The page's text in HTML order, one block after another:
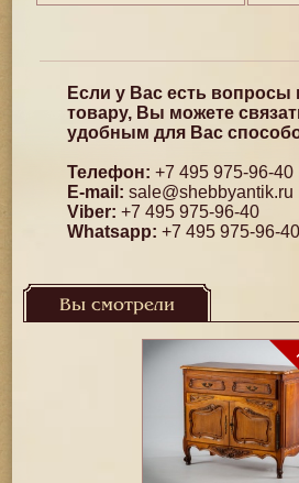
Если у Вас есть вопросы
товару, Вы можете
удобным для Вас
Телефон: +7 495 975-96-40
E-mail: sale@shebbyantik.ru
Viber: +7 495 975-96-40
Whatsapp: +7 495 975-96-40
Вы смотрели